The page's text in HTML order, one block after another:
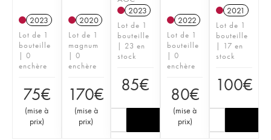
2023
Lot de 1
bouteille
| 0
enchère
75€
(mise à
prix)
2020
Lot de 1
magnum
| 0
enchère
170€
(mise à
prix)
2023
Lot de 1
bouteille
| 23 en
stock
85€
2022
Lot de 1
bouteille
| 0
enchère
80€
(mise à
prix)
2021
Lot de 1
bouteille
| 17 en
stock
100€